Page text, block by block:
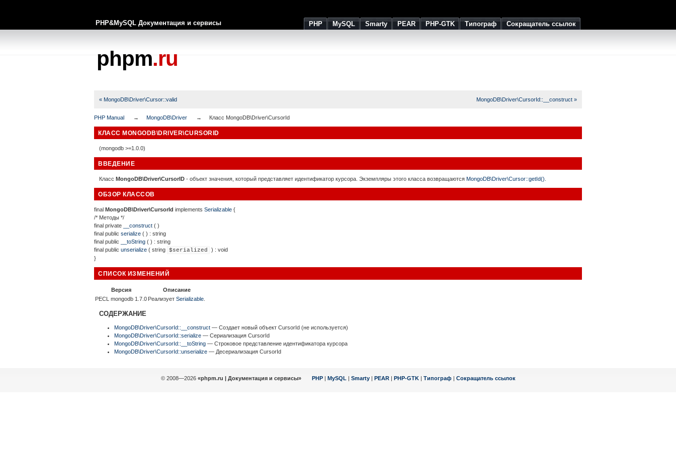
PHP&MySQL Документация и сервисы PHP MySQL Smarty PEAR PHP-GTK Типограф Сокращатель ссылок
phpm.ru
« MongoDB\Driver\Cursor::valid MongoDB\Driver\CursorId::__construct »
PHP Manual MongoDB\Driver Класс MongoDB\Driver\CursorId
КЛАСС MONGODB\DRIVER\CURSORID
(mongodb >=1.0.0)
ВВЕДЕНИЕ
Класс MongoDB\Driver\CursorID - объект значения, который представляет идентификатор курсора. Экземпляры этого класса возвращаются MongoDB\Driver\Cursor::getId()
ОБЗОР КЛАССОВ
final MongoDB\Driver\CursorId implements Serializable {
/* Методы */
final private __construct ( )
final public serialize ( ) : string
final public __toString ( ) : string
final public unserialize ( string $serialized ) : void
}
СПИСОК ИЗМЕНЕНИЙ
Версия
Описание
PECL mongodb 1.7.0 Реализует Serializable
СОДЕРЖАНИЕ
MongoDB\Driver\CursorId::__construct — Создает новый объект CursorId (не используется)
MongoDB\Driver\CursorId::serialize — Сериализация CursorId
MongoDB\Driver\CursorId::__toString — Строковое представление идентификатора курсора
MongoDB\Driver\CursorId::unserialize — Десериализация CursorId
© 2008—2026 «phpm.ru | Документация и сервисы» PHP| MySQL | Smarty| PEAR| PHP-GTK| Типограф| Сокращатель ссылок